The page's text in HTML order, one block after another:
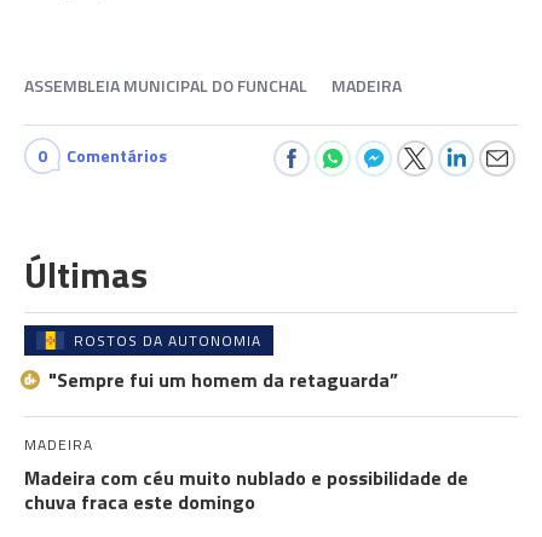
ASSEMBLEIA MUNICIPAL DO FUNCHAL MADEIRA
0 Comentários
Últimas
ROSTOS DA AUTONOMIA
"Sempre fui um homem da retaguarda”
MADEIRA
Madeira com céu muito nublado e possibilidade de
chuva fraca este domingo